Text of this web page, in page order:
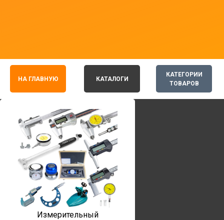
КАТЕГОРИИ
ТОВАРОВ
НА ГЛАВНУЮ КАТАЛОГИ
Измерительный